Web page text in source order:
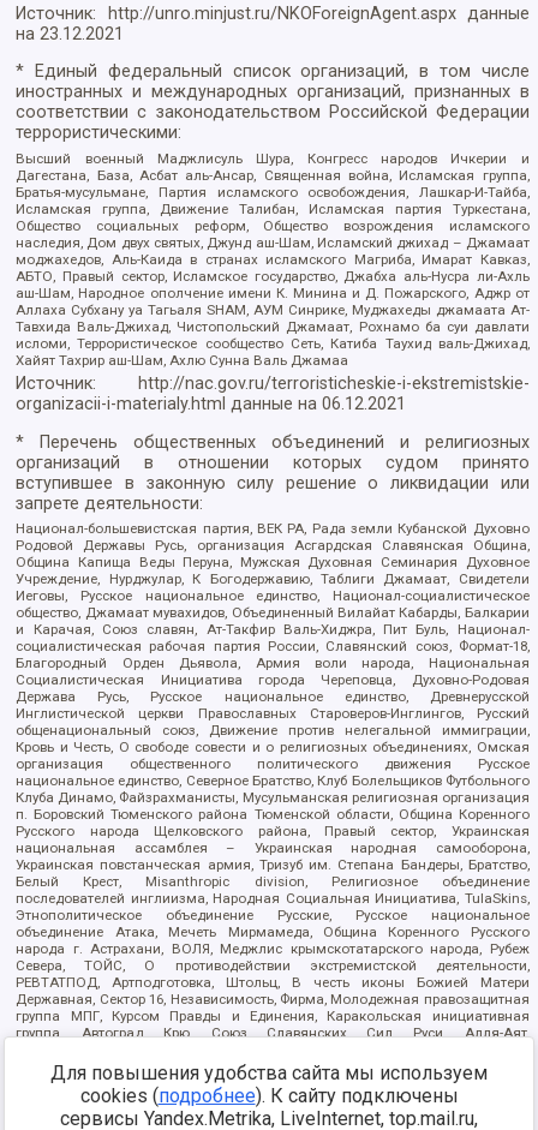
Источник: http://unro.minjust.ru/NKOForeignAgent.aspxданные
на23.12.2021
* Единый федеральный список организаций, в том числе
иностранных и международных организаций, признанных в
соответствии с законодательством Российской Федерации
террористическими:
Высший военный Маджлисуль Шура, Конгресс народов Ичкерии и
Дагестана, База, Асбат аль-Ансар, Священная война, Исламская группа,
Братья-мусульмане, Партия исламского освобождения, Лашкар-И-Тайба,
Исламская группа, Движение Талибан, Исламская партия Туркестана,
Общество социальных реформ, Общество возрождения исламского
наследия, Дом двух святых, Джунд аш-Шам, Исламский джихад – Джамаат
моджахедов, Аль-Каида в странах исламского Магриба, Имарат Кавказ,
АБТО, Правый сектор, Исламское государство, Джабха аль-Нусра ли-Ахль
аш-Шам, Народное ополчение имени К. Минина и Д. Пожарского, Аджр от
Аллаха Субхану уа Тагьаля SHAM, АУМ Синрике, Муджахеды джамаата Ат-
Тавхида Валь-Джихад, Чистопольский Джамаат, Рохнамо ба суи давлати
исломи, Террористическое сообщество Сеть, Катиба Таухид валь-Джихад,
Хайят Тахрир аш-Шам, Ахлю Сунна Валь Джамаа
Источник:
http://nac.gov.ru/terroristicheskie-i-ekstremistskie-
organizacii-i-materialy.html данные на06.12.2021
* Перечень общественных объединений и религиозных
организаций в отношении которых судом принято
вступившее в законную силу решение о ликвидации или
запрете деятельности:
Национал-большевистская партия, ВЕК РА, Рада земли Кубанской Духовно
Родовой Державы Русь, организация Асгардская Славянская Община,
Община Капища Веды Перуна, Мужская Духовная Семинария Духовное
Учреждение, Нурджулар, К Богодержавию, Таблиги Джамаат, Свидетели
Иеговы, Русское национальное единство, Национал-социалистическое
общество, Джамаат мувахидов, Объединенный Вилайат Кабарды, Балкарии
и Карачая, Союз славян, Ат-Такфир Валь-Хиджра, Пит Буль, Национал-
социалистическая рабочая партия России, Славянский союз, Формат-18,
Благородный Орден Дьявола, Армия воли народа, Национальная
Социалистическая Инициатива города Череповца, Духовно-Родовая
Держава Русь, Русское национальное единство, Древнерусской
Инглистической церкви Православных Староверов-Инглингов, Русский
общенациональный союз, Движение против нелегальной иммиграции,
Кровь и Честь, О свободе совести и о религиозных объединениях, Омская
организация общественного политического движения Русское
национальное единство, Северное Братство, Клуб Болельщиков Футбольного
Клуба Динамо, Файзрахманисты, Мусульманская религиозная организация
п. Боровский Тюменского района Тюменской области, Община Коренного
Русского народа Щелковского района, Правый сектор, Украинская
национальная ассамблея – Украинская народная самооборона,
Украинская повстанческая армия, Тризуб им. Степана Бандеры, Братство,
Белый Крест, Misanthropic division, Религиозное объединение
последователей инглиизма, Народная Социальная Инициатива, TulaSkins,
Этнополитическое объединение Русские, Русское национальное
объединение Атака, Мечеть Мирмамеда, Община Коренного Русского
народа г. Астрахани, ВОЛЯ, Меджлис крымскотатарского народа, Рубеж
Севера, ТОЙС, О противодействии экстремистской деятельности,
РЕВТАТПОД, Артподготовка, Штольц, В честь иконы Божией Матери
Державная, Сектор 16, Независимость, Фирма, Молодежная правозащитная
группа МПГ, Курсом Правды и Единения, Каракольская инициативная
группа, Автоград Крю, Союз Славянских Сил Руси, Алля-Аят,
Арестантское уголовное единство, Башкорт, Нация и свобода, W.H.С., Фалунь
Дафа, Иртыш Ultras, Русский Патриотический клуб-Новокузнецк/РПК,
Сибирский державный союз, Фонд борьбы с коррупцией, Фонд защиты прав
граждан, Штабы Навального, Совет граждан СССР Прикубанского округа г.
Для повышения удобства сайта мы используем
cookies (подробнее). К сайту подключены
сервисы Yandex.Metrika, LiveInternet, top.mail.ru,